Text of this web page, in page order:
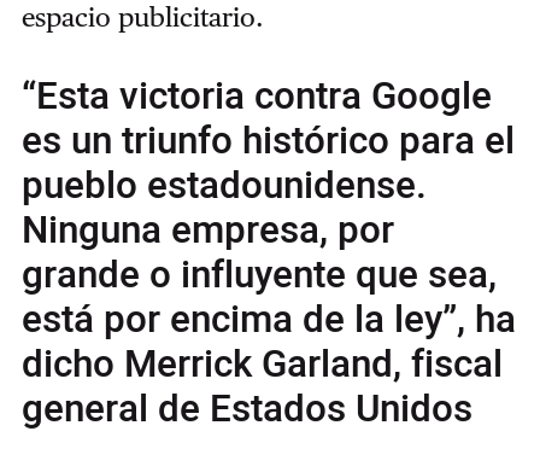
espacio publicitario.
“Esta victoria contra Google
es un triunfo histórico para el
pueblo estadounidense.
Ninguna empresa, por
grande o influyente que sea,
está por encima de la ley”, ha
dicho Merrick Garland, fiscal
general de Estados Unidos